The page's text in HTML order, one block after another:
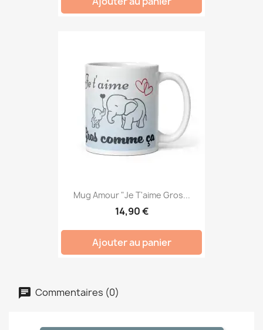
Mug Amour "Je T'aime Gros...
14,90 €
Ajouter au panier
Commentaires (0)